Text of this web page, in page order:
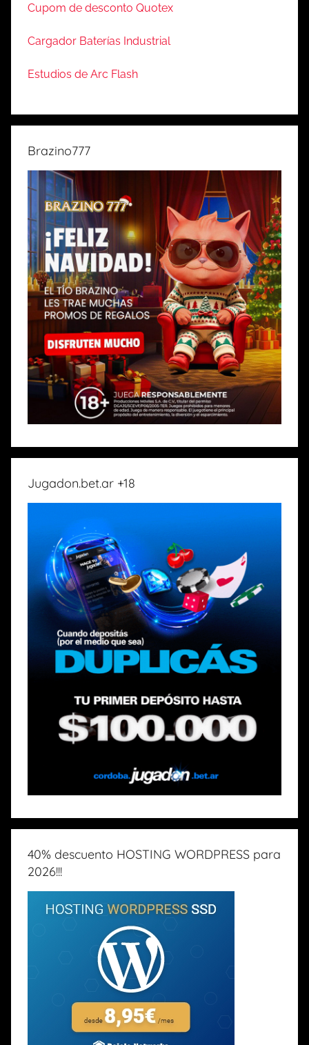
Cupom de desconto Quotex
Cargador Baterías Industrial
Estudios de Arc Flash
Brazino777
Jugadon.bet.ar +18
40% descuento HOSTING WORDPRESS para
2026!!!